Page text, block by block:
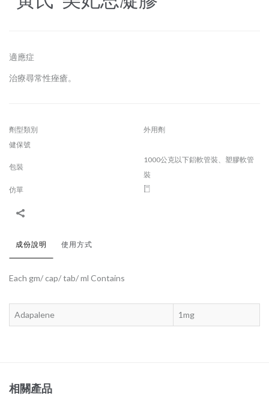
適應症
治療尋常性痤瘡。
劑型類別
外用劑
健保號
包裝
1000公克以下鋁軟管裝、塑膠軟管
裝
仿單
成份說明 使用方式
Each gm/ cap/ tab/ ml Contains
Adapalene 1mg
相關產品